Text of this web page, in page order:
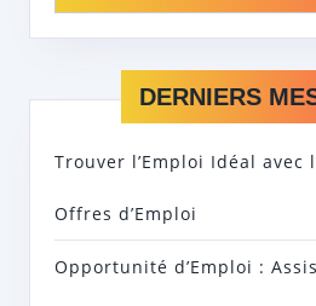
DERNIERS
Trouver l’Emploi Idéal avec
Offres d’Emploi
Opportunité d’Emploi :